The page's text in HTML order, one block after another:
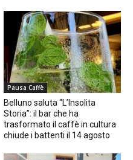
Pausa Caffè
Belluno saluta “L’Insolita
Storia”: il bar che ha
trasformato il caffè in cultura
chiude i battenti il 14 agosto